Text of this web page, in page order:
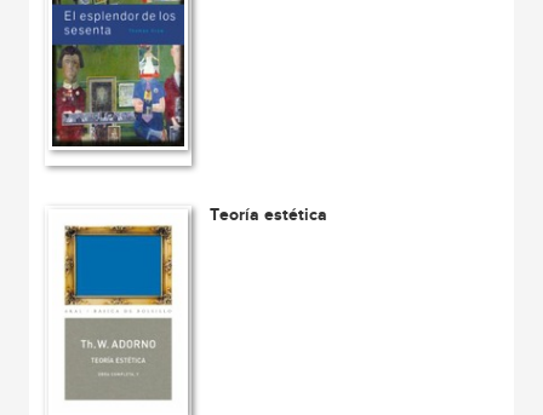
Teoría estética